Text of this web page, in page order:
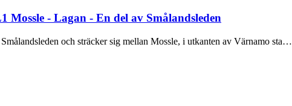
Mossle - Lagan - En del av Smålandsleden
och sträcker sig mellan Mossle, i utkanten av Värnamo sta…